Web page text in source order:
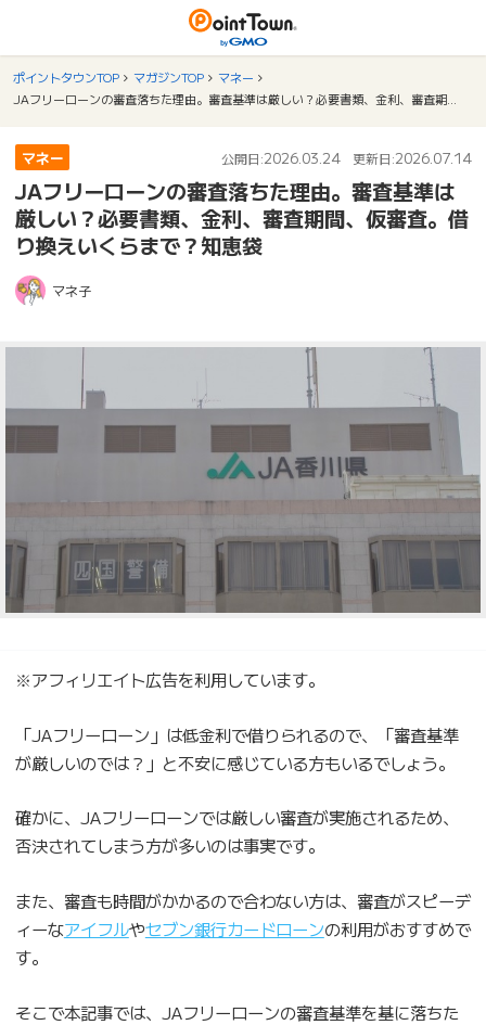
ポイントタウンTOP マガジンTOP
マネー
マネー 公開日:2026.03.24 更新日:2026.07.14
JAフリーローンの審査落ちた理由。審査基準は
厳しい？必要書類、金利、審査期間、仮審査。借
り換えいくらまで？知恵袋
マネ子
※アフィリエイト広告を利用しています。
「JAフリーローン」は低金利で借りられるので、「審査基準
が厳しいのでは？」と不安に感じている方もいるでしょう。
確かに、JAフリーローンでは厳しい審査が実施されるため、
否決されてしまう方が多いのは事実です。
また、審査も時間がかかるので合わない方は、審査がスピーデ
ィーなアイフルやセブン銀行カードローンの利用がおすすめで
す。
そこで本記事では、JAフリーローンの審査基準を基に落ちた